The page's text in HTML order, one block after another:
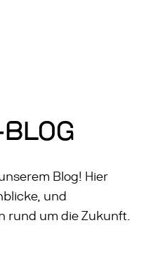
Blog! Hier
und
rund um die Zukunft.